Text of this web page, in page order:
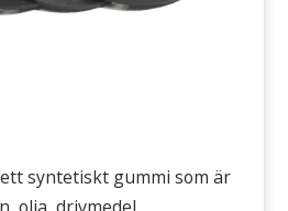
syntetiskt gummi som är
olja, drivmedel,